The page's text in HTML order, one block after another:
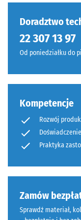
wapieniem
Powierzchnia
wygląda
Materiał
Składniki
budowa
Wyrób
po 24
odciążenia
(BS 7188)
Gęstość
-
wartość
do 780
Tłumienie
wstrząsów,
dźwięków
uderzeniowych
– Wartość
skali 3 =
wyraźne
wybrano
jeszcze
żadnego
produktu
Doradztwo
22 307 13 97
Od poniedziałku do
Kompetencje
Rozwój
Praktyka
Zamów
Sprawdź materiał,